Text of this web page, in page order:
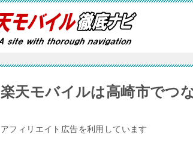
楽天モバイルは高崎市でつ
アフィリエイト広告を利用しています